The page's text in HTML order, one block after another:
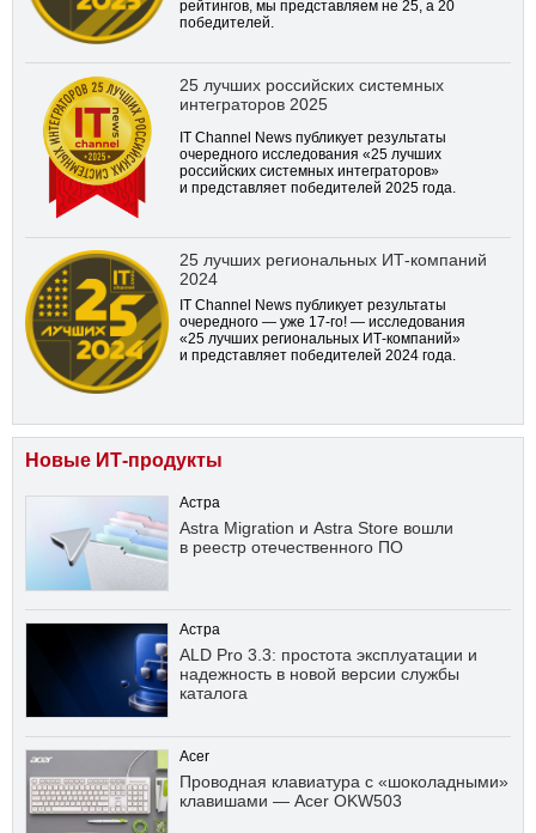
рейтингов, мы представляем не 25, а 20
победителей.
25 лучших российских системных
интеграторов 2025
IT Channel News публикует результаты
очередного исследования «25 лучших
российских системных интеграторов»
и представляет победителей 2025 года.
25 лучших региональных ИТ-компаний
2024
IT Channel News публикует результаты
очередного — уже 17-го! — исследования
«25 лучших региональных ИТ-компаний»
и представляет победителей 2024 года.
Новые ИТ-продукты
Астра
Astra Migration и Astra Store вошли
в реестр отечественного ПО
Астра
ALD Pro 3.3: простота эксплуатации и
надежность в новой версии службы
каталога
Acer
Проводная клавиатура с «шоколадными»
клавишами — Acer OKW503